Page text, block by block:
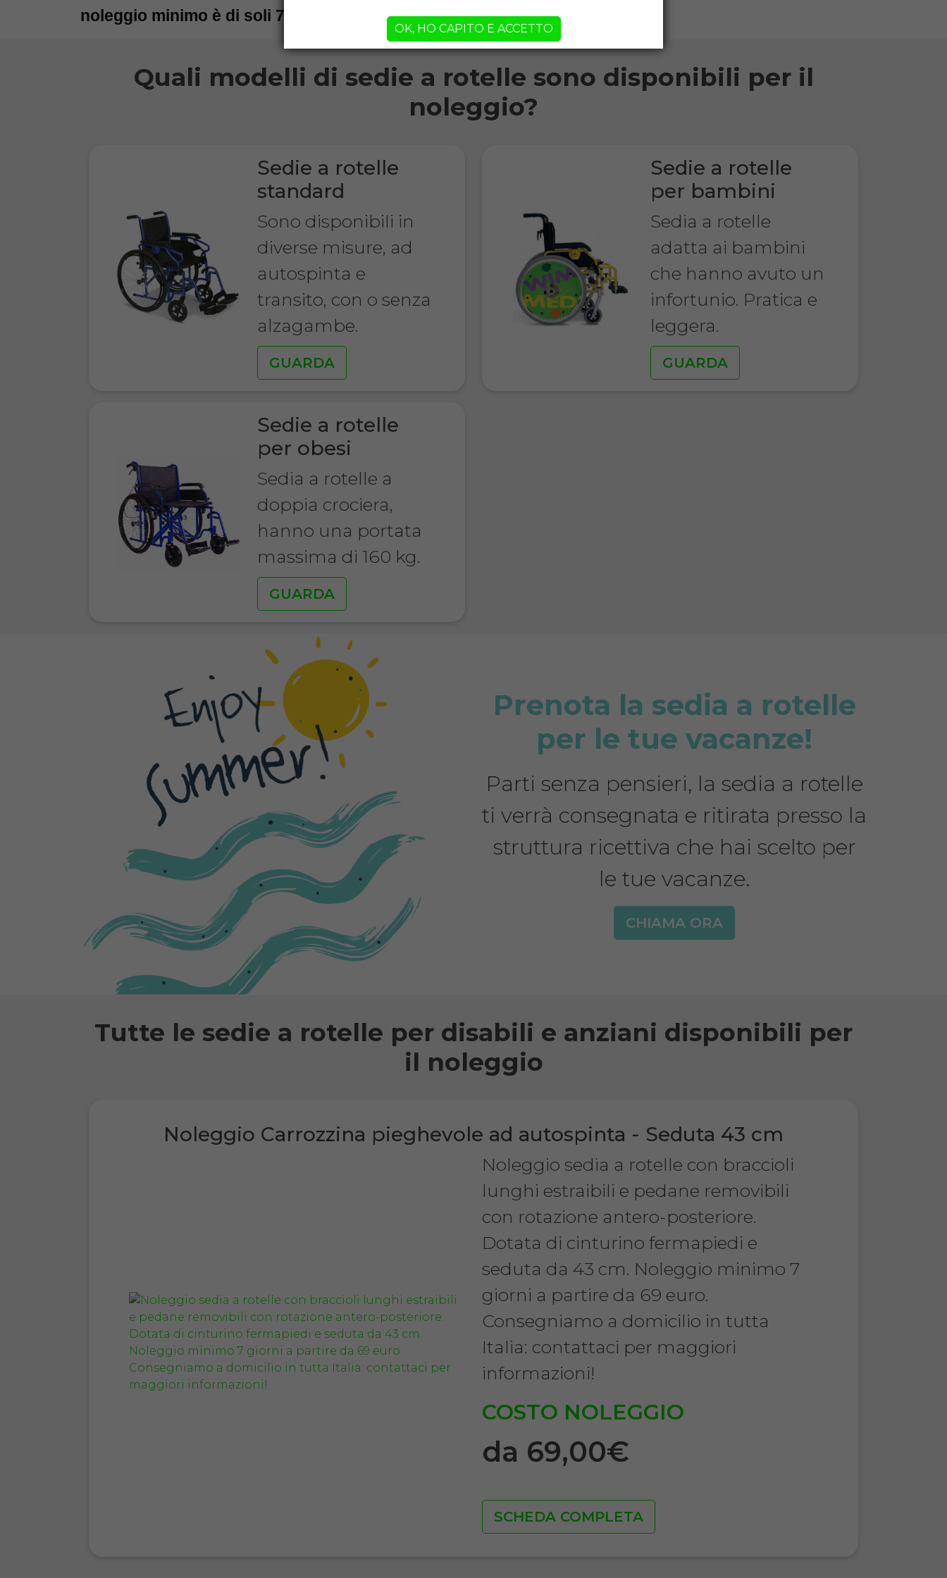
noleggio minimo è di soli 7 giorni!
Quali modelli di sedie a rotelle sono disponibili per il
noleggio?
Sedie a rotelle
standard
Sono disponibili in
diverse misure, ad
autospinta e
transito, con o senza
alzagambe.
GUARDA
Sedie a rotelle
per bambini
Sedia a rotelle
adatta ai bambini
che hanno avuto un
infortunio. Pratica e
leggera.
GUARDA
Sedie a rotelle
per obesi
Sedia a rotelle a
doppia crociera,
hanno una portata
massima di 160 kg.
GUARDA
Prenota la sedia a rotelle
per le tue vacanze!
Parti senza pensieri, la sedia a rotelle
ti verrà consegnata e ritirata presso la
struttura ricettiva che hai scelto per
le tue vacanze.
CHIAMA ORA
Tutte le sedie a rotelle per disabili e anziani disponibili per
il noleggio
Noleggio Carrozzina pieghevole ad autospinta - Seduta 43 cm
Noleggio sedia a rotelle con braccioli
lunghi estraibili e pedane removibili
con rotazione antero-posteriore.
Dotata di cinturino fermapiedi e
seduta da 43 cm. Noleggio minimo 7
giorni a partire da 69 euro.
Consegniamo a domicilio in tutta
Italia: contattaci per maggiori
informazioni!
COSTO NOLEGGIO
da 69,00€
SCHEDA COMPLETA
OK, HO CAPITO E ACCETTO